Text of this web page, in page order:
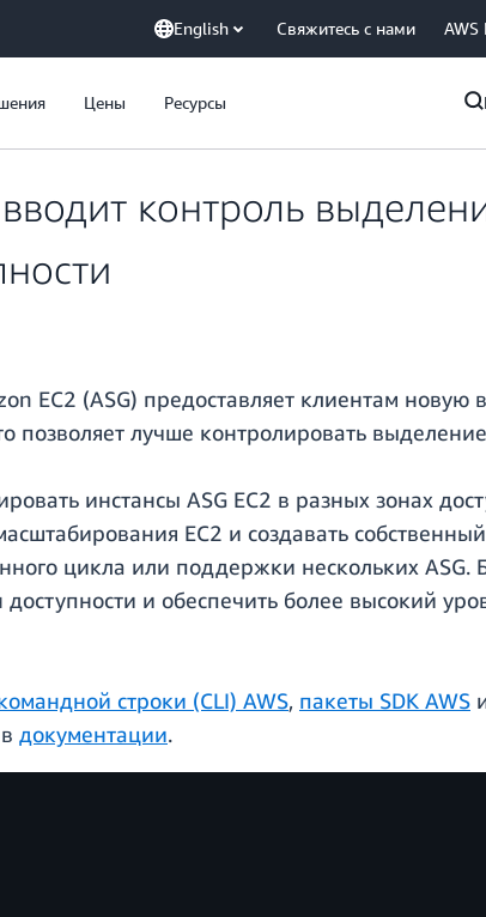
English Свяжитесь с нами AWS
Цены Ресурсы
контроль
EC2 (ASG) предоставляет клиентам новую
позволяет лучше контролировать
инстансы ASG EC2 в разных зонах
EC2 и создавать
цикла или поддержки нескольких ASG.
и обеспечить более высокий
строки (CLI) AWS, пакеты SDK AWS
документации.